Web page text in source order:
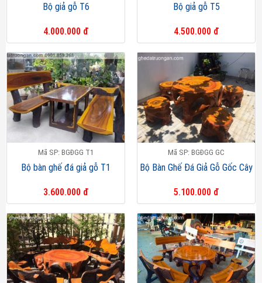
Bộ giả gỗ T6
4.000.000 đ
Bộ giả gỗ T5
4.500.000 đ
Mã SP: BGĐGG T1
Bộ bàn ghế đá giả gỗ T1
3.600.000 đ
Mã SP: BGĐGG GC
Bộ Bàn Ghế Đá Giả Gỗ Gốc Cây
5.100.000 đ